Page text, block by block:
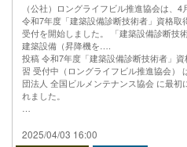
（公社）ロングライフビル推進協会は、4
令和7年度「建築設備診断技術者」資格取
受付を開始しました。 「建築設備診断技術
建築設備（昇降機を….
投稿 令和7年度「建築設備診断技術者」
習 受付中（ロングライフビル推進協会）
団法人 全国ビルメンテナンス協会 に最初
れました。
2025/04/03 16:00